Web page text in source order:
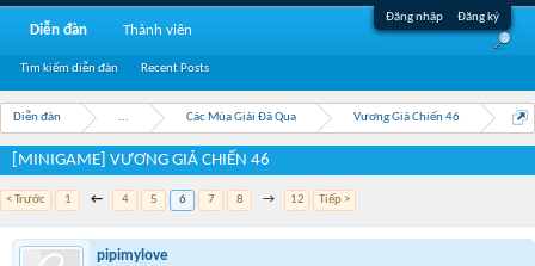
Đăng nhập Đăng ký
Diễn đàn ... Các Mùa Giải Đã Qua Vương Giả Chiến 46
[MINIGAME] VƯƠNG GIẢ CHIẾN 46
< Trước 1 ← 4 5 6 7 8 → 12 Tiếp >
pipimylove
Diễn đàn
Tìm kiếm diễn đàn Recent Posts
Thành viên